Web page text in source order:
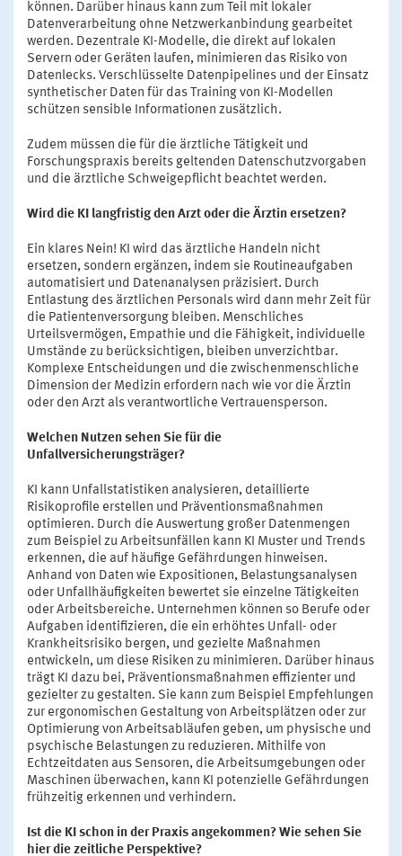
können. Darüber hinaus kann zum Teil mit lokaler
Datenverarbeitung ohne Netzwerkanbindung gearbeitet
werden. Dezentrale KI-Modelle, die direkt auf lokalen
Servern oder Geräten laufen, minimieren das Risiko von
Datenlecks. Verschlüsselte Datenpipelines und der Einsatz
synthetischer Daten für das Training von KI-Modellen
schützen sensible Informationen zusätzlich.
Zudem müssen die für die ärztliche Tätigkeit und
Forschungspraxis bereits geltenden Datenschutzvorgaben
und die ärztliche Schweigepflicht beachtet werden.
Wird die KI langfristig den Arzt oder die Ärztin ersetzen?
Ein klares Nein! KI wird das ärztliche Handeln nicht
ersetzen, sondern ergänzen, indem sie Routineaufgaben
automatisiert und Datenanalysen präzisiert. Durch
Entlastung des ärztlichen Personals wird dann mehr Zeit für
die Patientenversorgung bleiben. Menschliches
Urteilsvermögen, Empathie und die Fähigkeit, individuelle
Umstände zu berücksichtigen, bleiben unverzichtbar.
Komplexe Entscheidungen und die zwischenmenschliche
Dimension der Medizin erfordern nach wie vor die Ärztin
oder den Arzt als verantwortliche Vertrauensperson.
Welchen Nutzen sehen Sie für die
Unfallversicherungsträger?
KI kann Unfallstatistiken analysieren, detaillierte
Risikoprofile erstellen und Präventionsmaßnahmen
optimieren. Durch die Auswertung großer Datenmengen
zum Beispiel zu Arbeitsunfällen kann KI Muster und Trends
erkennen, die auf häufige Gefährdungen hinweisen.
Anhand von Daten wie Expositionen, Belastungsanalysen
oder Unfallhäufigkeiten bewertet sie einzelne Tätigkeiten
oder Arbeitsbereiche. Unternehmen können so Berufe oder
Aufgaben identifizieren, die ein erhöhtes Unfall- oder
Krankheitsrisiko bergen, und gezielte Maßnahmen
entwickeln, um diese Risiken zu minimieren. Darüber hinaus
trägt KI dazu bei, Präventionsmaßnahmen effizienter und
gezielter zu gestalten. Sie kann zum Beispiel Empfehlungen
zur ergonomischen Gestaltung von Arbeitsplätzen oder zur
Optimierung von Arbeitsabläufen geben, um physische und
psychische Belastungen zu reduzieren. Mithilfe von
Echtzeitdaten aus Sensoren, die Arbeitsumgebungen oder
Maschinen überwachen, kann KI potenzielle Gefährdungen
frühzeitig erkennen und verhindern.
Ist die KI schon in der Praxis angekommen? Wie sehen Sie
hier die zeitliche Perspektive?